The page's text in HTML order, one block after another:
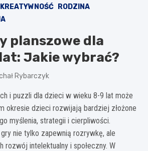
RODZINA
planszowe dla
Jakie wybrać?
Rybarczyk
i puzzli dla dzieci w wieku 8-9 lat może
okresie dzieci rozwijają bardziej złożone
myślenia, strategii i cierpliwości.
nie tylko zapewnią rozrywkę, ale
rozwój intelektualny i społeczny. W